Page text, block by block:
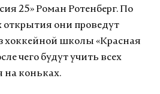
25» Роман Ротенберг. По
открытия они проведут
хоккейной школы «Красная
чего будут учить всех
коньках.